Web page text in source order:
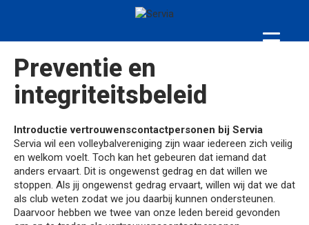
Preventie en
integriteitsbeleid
Introductie vertrouwenscontactpersonen bij Servia
Servia wil een volleybalvereniging zijn waar iedereen zich veilig
en welkom voelt. Toch kan het gebeuren dat iemand dat
anders ervaart. Dit is ongewenst gedrag en dat willen we
stoppen. Als jij ongewenst gedrag ervaart, willen wij dat we dat
als club weten zodat we jou daarbij kunnen ondersteunen.
Daarvoor hebben we twee van onze leden bereid gevonden